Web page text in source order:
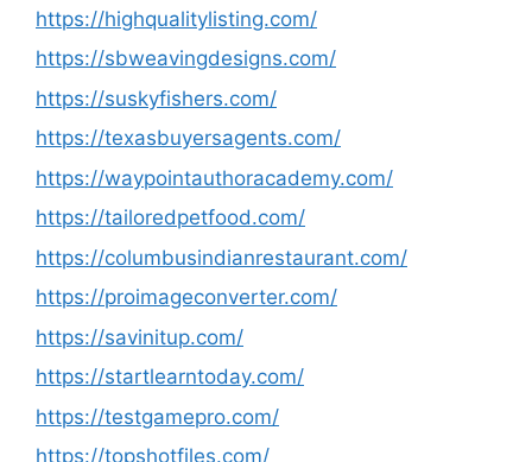
https://highqualitylisting.com/
https://sbweavingdesigns.com/
https://suskyfishers.com/
https://texasbuyersagents.com/
https://waypointauthoracademy.com/
https://tailoredpetfood.com/
https://columbusindianrestaurant.com/
https://proimageconverter.com/
https://savinitup.com/
https://startlearntoday.com/
https://testgamepro.com/
https://topshotfiles.com/